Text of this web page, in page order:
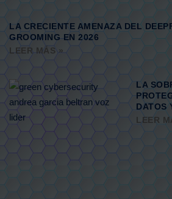
LA CRECIENTE AMENAZA DEL
GROOMING EN 2026
LEER MÁS »
LA
DATOS
LEER